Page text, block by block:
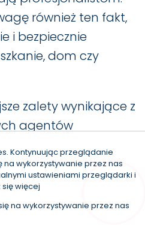
również ten fakt,
i bezpiecznie
dom czy
zalety wynikające z
agentów
próbować zrobić
się, czy nie
ekspertom, którzy
efekty.
Kontynuując przeglądanie
na wykorzystywanie przez nas
ustawieniami przeglądarki i
więcej
na wykorzystywanie przez nas